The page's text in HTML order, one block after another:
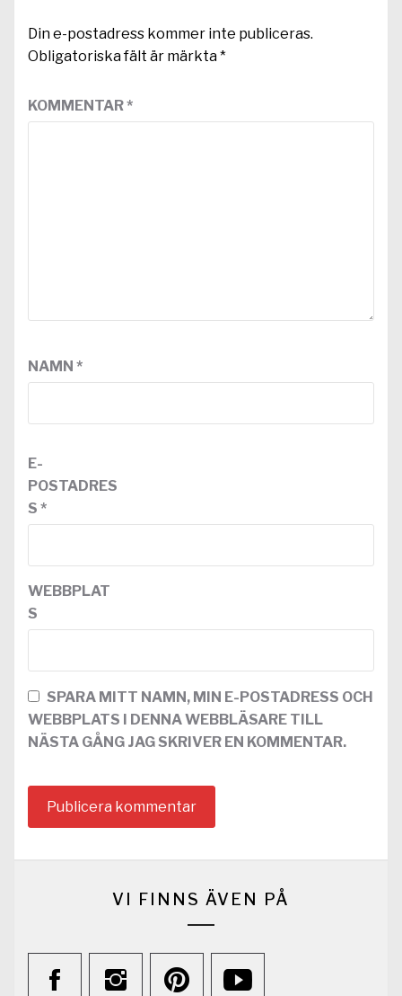
Din e-postadress kommer inte publiceras.
Obligatoriska fält är märkta*
KOMMENTAR*
NAMN *
E-
POSTADRES
S *
WEBBPLAT
S
SPARA MITT NAMN, MIN E-POSTADRESS OCH
WEBBPLATS I DENNA WEBBLÄSARE TILL
NÄSTA GÅNG JAG SKRIVER EN KOMMENTAR.
VI FINNS ÄVEN PÅ